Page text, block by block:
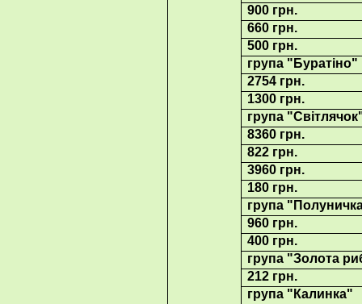
900 грн.
660 грн.
500 грн.
група "Буратіно"
2754 грн.
1300 грн.
група
8360 грн.
822 грн.
3960 грн.
180 грн.
група
960 грн.
400 грн.
група "Золота
212 грн.
група "Калинка"